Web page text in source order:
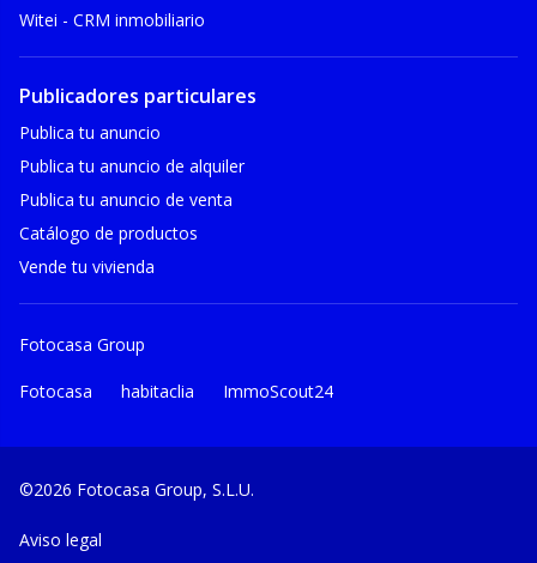
Witei - CRM inmobiliario
Publicadores particulares
Publica tu anuncio
Publica tu anuncio de alquiler
Publica tu anuncio de venta
Catálogo de productos
Vende tu vivienda
Fotocasa Group
Fotocasa habitaclia ImmoScout24
©2026 Fotocasa Group, S.L.U.
Aviso legal